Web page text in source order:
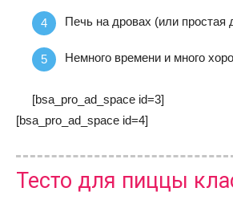
Печь на дровах (или простая
Немного времени и много
[bsa_pro_ad_space id=3]
[bsa_pro_ad_space id=4]
Тесто для пиццы